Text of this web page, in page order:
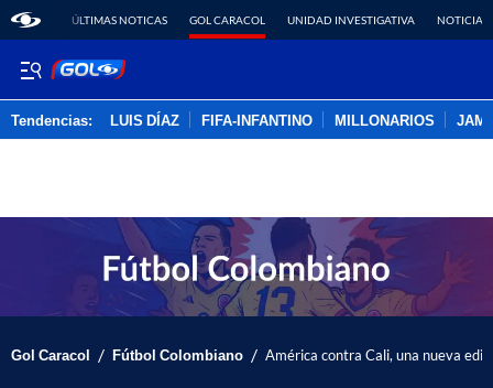
ÚLTIMAS NOTICAS GOL CARACOL UNIDAD INVESTIGATIVA NOTICIAS
Tendencias: LUIS DÍAZ FIFA-INFANTINO MILLONARIOS
Gol Caracol / Fútbol Colombiano / América contra Cali, una nueva